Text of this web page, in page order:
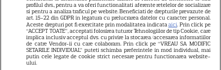
14
vândă casa din cauza
salariului mic: Câți bani a
primit de fapt
VEDETE STRĂINE
profilul dvs., pentru a va oferi functionalitati aferente retelelor de socializare
si pentru a analiza traficul pe website. Beneficiati de drepturile prevazute de
art. 15-22 din GDPR in legatura cu prelucrarea datelor cu caracter personal.
Aceste drepturi pot fi exercitate prin modalitatea indicataaici. Prin click pe
“ACCEPT TOATE”, acceptati folosirea tuturor Tehnologiilor de tip Cookie, care
implica inclusiv acceptul dvs. cu privire la stocarea/accesarea informatiilor
de catre Vendor-ii cu care colaboram. Prin click pe “VREAU SA MODIFIC
SETARILE INDIVIDUAL” puteti schimba preferintele in mod individual, mai
putin cele legate de cookie strict necesare pentru functionarea website-
ului.